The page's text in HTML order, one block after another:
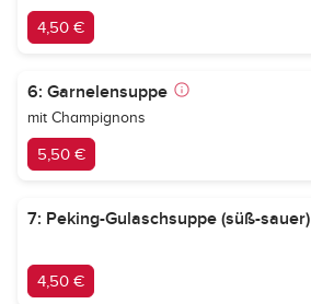
4,50 €
6: Garnelensuppe
mit Champignons
5,50 €
7: Peking-Gulaschsuppe (süß-sauer)
4,50 €